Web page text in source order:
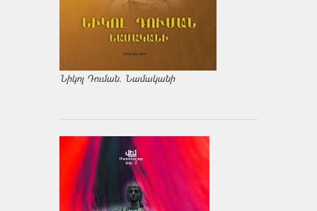
Նիկոլ Դուման. Նամականի